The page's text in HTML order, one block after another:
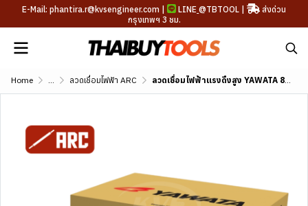
E-Mail: phantira.r@kvsengineer.com | LINE @TBTOOL |
ส่งด่วน
กรุงเทพฯ 3 ชม.
Home ... ลวดเชื่อมไฟฟ้า ARC ลวดเชื่อมไฟฟ้าแรงดึงสูง YAWATA 8010 (AWS A5.5 E8010-G)